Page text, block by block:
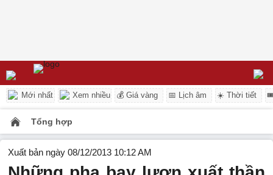
Mới nhất Xem nhiều 💰 Giá vàng 📅 Lịch âm ☀️ Thời tiết
Tổng hợp
Xuất bản ngày 08/12/2013 10:12 AM